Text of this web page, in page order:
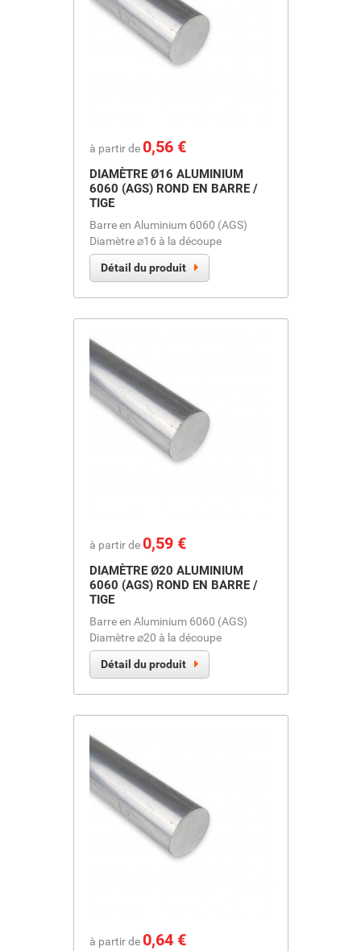
à partir de Prix
0,56 €
DIAMÈTRE Ø16 ALUMINIUM
6060 (AGS) ROND EN BARRE /
TIGE
Barre en Aluminium 6060 (AGS)
Diamètre ⌀16 à la découpe
Détail du produit
à partir de Prix
0,59 €
DIAMÈTRE Ø20 ALUMINIUM
6060 (AGS) ROND EN BARRE /
TIGE
Barre en Aluminium 6060 (AGS)
Diamètre ⌀20 à la découpe
Détail du produit
à partir de Prix
0,64 €